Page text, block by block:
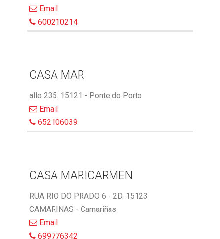
Email
600210214
CASA MAR
allo 235. 15121 - Ponte do Porto
Email
652106039
CASA MARICARMEN
RUA RIO DO PRADO 6 - 2D. 15123
CAMARINAS - Camariñas
Email
699776342